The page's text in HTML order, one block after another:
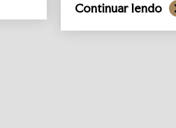
Continuar lendo